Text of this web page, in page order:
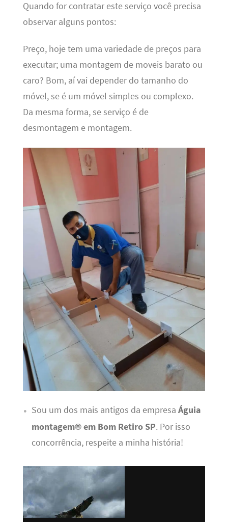
Quando for contratar este serviço você precisa
observar alguns pontos:
Preço, hoje tem uma variedade de preços para
executar; uma montagem de moveis barato ou
caro? Bom, aí vai depender do tamanho do
móvel, se é um móvel simples ou complexo.
Da mesma forma, se serviço é de
desmontagem e montagem.
Sou um dos mais antigos da empresa Águia
montagem® em Bom Retiro SP. Por isso
concorrência, respeite a minha história!